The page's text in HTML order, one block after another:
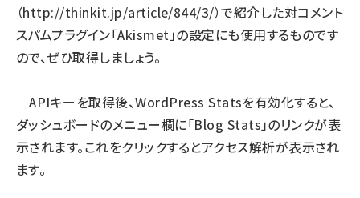
（http://thinkit.jp/article/844/3/）で紹介した対コメント
スパムプラグイン「Akismet」の設定にも使用するものです
ので、ぜひ取得しましょう。
APIキーを取得後、WordPress Statsを有効化すると、
ダッシュボードのメニュー欄に「Blog Stats」のリンクが表
示されます。これをクリックするとアクセス解析が表示され
ます。